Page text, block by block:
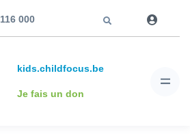
116 000
kids.childfocus.be
Je fais un don